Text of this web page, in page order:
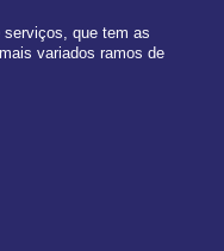
que tem as
variados ramos de